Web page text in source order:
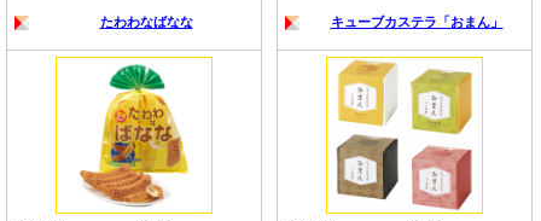
たわわなばなな キューブカステラ「おまん」